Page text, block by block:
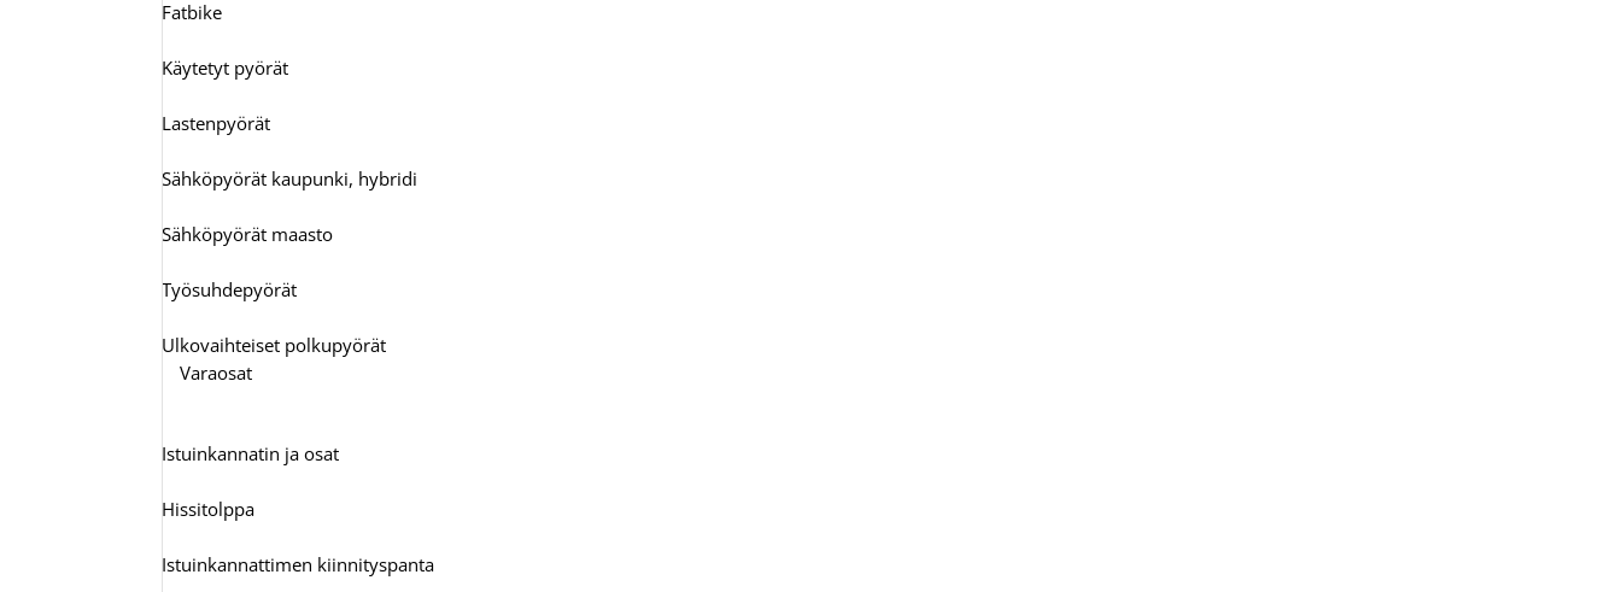
Fatbike
Käytetyt pyörät
Lastenpyörät
Sähköpyörät kaupunki, hybridi
Sähköpyörät maasto
Työsuhdepyörät
Ulkovaihteiset polkupyörät
Varaosat
Istuinkannatin ja osat
Hissitolppa
Istuinkannattimen kiinnityspanta